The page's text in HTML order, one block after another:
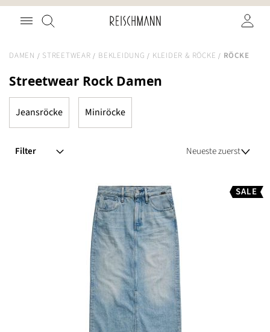
Zum
Inhalt
Suche
DAMEN STREETWEAR BEKLEIDUNG KLEIDER & RÖCKE RÖCKE
Streetwear Rock Damen
Jeansröcke Miniröcke
SALE
Filter